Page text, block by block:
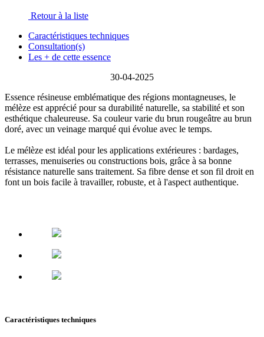
Retour à la liste
Caractéristiques techniques
Consultation(s)
Les + de cette essence
30-04-2025
Essence résineuse emblématique des régions montagneuses, le
mélèze est apprécié pour sa durabilité naturelle, sa stabilité et son
esthétique chaleureuse. Sa couleur varie du brun rougeâtre au brun
doré, avec un veinage marqué qui évolue avec le temps.
Le mélèze est idéal pour les applications extérieures : bardages,
terrasses, menuiseries ou constructions bois, grâce à sa bonne
résistance naturelle sans traitement. Sa fibre dense et son fil droit en
font un bois facile à travailler, robuste, et à l'aspect authentique.
Caractéristiques techniques